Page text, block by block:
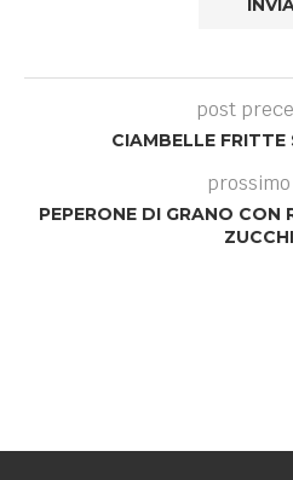
post
CIAMBELLE
PEPERONE DI GRANO CON